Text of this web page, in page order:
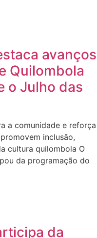
avanços
Quilombola
o Julho das
a comunidade e reforça
inclusão,
cultura quilombola O
da programação do
da